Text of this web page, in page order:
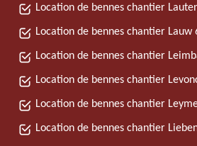
Location de bennes chantier
Location de bennes chantier Lauw
Location de bennes chantier
Location de bennes chantier
Location de bennes chantier
Location de bennes chantier